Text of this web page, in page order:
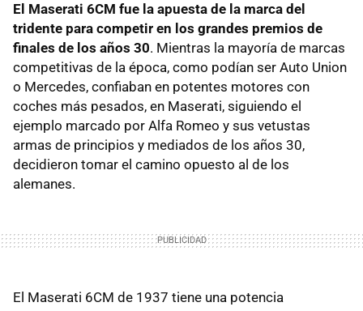
El Maserati 6CM fue la apuesta de la marca del
tridente para competir en los grandes premios de
finales de los años 30. Mientras la mayoría de marcas
competitivas de la época, como podían ser Auto Union
o Mercedes, confiaban en potentes motores con
coches más pesados, en Maserati, siguiendo el
ejemplo marcado por Alfa Romeo y sus vetustas
armas de principios y mediados de los años 30,
decidieron tomar el camino opuesto al de los
alemanes.
El Maserati 6CM de 1937 tiene una potencia